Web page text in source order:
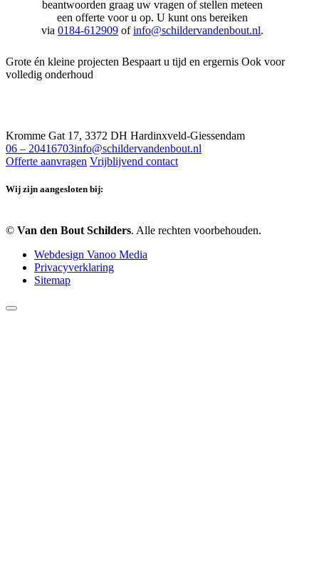
beantwoorden graag uw vragen of stellen meteen
een offerte voor u op. U kunt ons bereiken
via 0184-612909 ofinfo@schildervandenbout.nl.
Grote én kleine projecten Bespaart u tijd en ergernis Ook voor
volledig onderhoud
Kromme Gat 17, 3372 DH Hardinxveld-Giessendam
06 – 20416703info@schildervandenbout.nl
Offerte aanvragen Vrijblijvend contact
Wij zijn aangesloten bij:
© Van den Bout Schilders. Alle rechten voorbehouden.
Webdesign Vanoo Media
Privacyverklaring
Sitemap